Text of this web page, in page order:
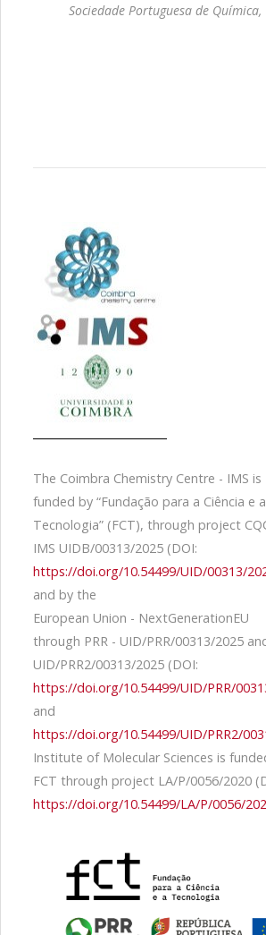
Sociedade Portuguesa de Química,
The Coimbra Chemistry Centre - IMS is
funded by “Fundação para a Ciência e a
Tecnologia” (FCT), through project
IMS UIDB/00313/2025 (DOI:
https://doi.org/10.54499/UID/00313/
and by the
European Union - NextGenerationEU
through PRR - UID/PRR/00313/2025
UID/PRR2/00313/2025 (DOI:
https://doi.org/10.54499/UID/PRR/
and
https://doi.org/10.54499/UID/PRR2/
Institute of Molecular Sciences is
FCT through project LA/P/0056/2020
https://doi.org/10.54499/LA/P/0056/